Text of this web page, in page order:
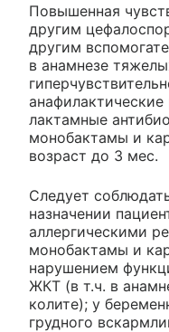
Повышенная
другим
другим
в анамнезе
лактамные
монобактамы и
возраст до 3 мес.
Следует
назначении
аллергическими
монобактамы и
нарушением
ЖКТ (в т.ч. в
колите); у
грудного